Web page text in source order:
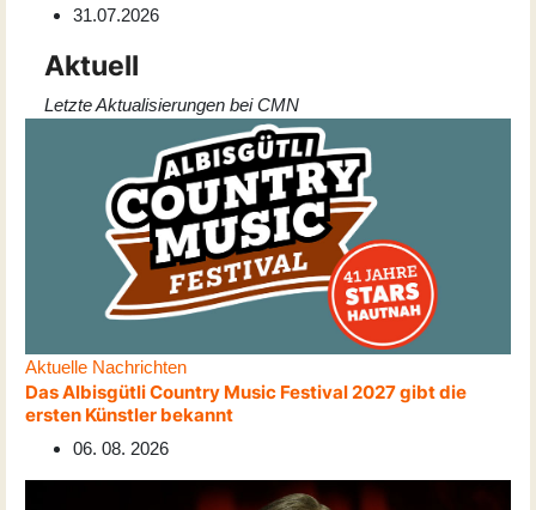
31.07.2026
Aktuell
Letzte Aktualisierungen bei CMN
Aktuelle Nachrichten
Das Albisgütli Country Music Festival 2027 gibt die
ersten Künstler bekannt
06. 08. 2026